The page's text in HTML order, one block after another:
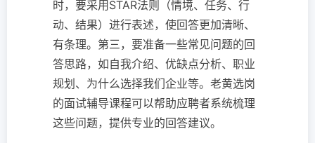
时，要采用STAR法则（情境、任务、行
动、结果）进行表述，使回答更加清晰、
有条理。第三，要准备一些常见问题的回
答思路，如自我介绍、优缺点分析、职业
规划、为什么选择我们企业等。老黄选岗
的面试辅导课程可以帮助应聘者系统梳理
这些问题，提供专业的回答建议。